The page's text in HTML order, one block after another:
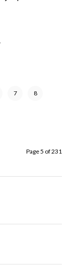
7 8
Page 5 of 231